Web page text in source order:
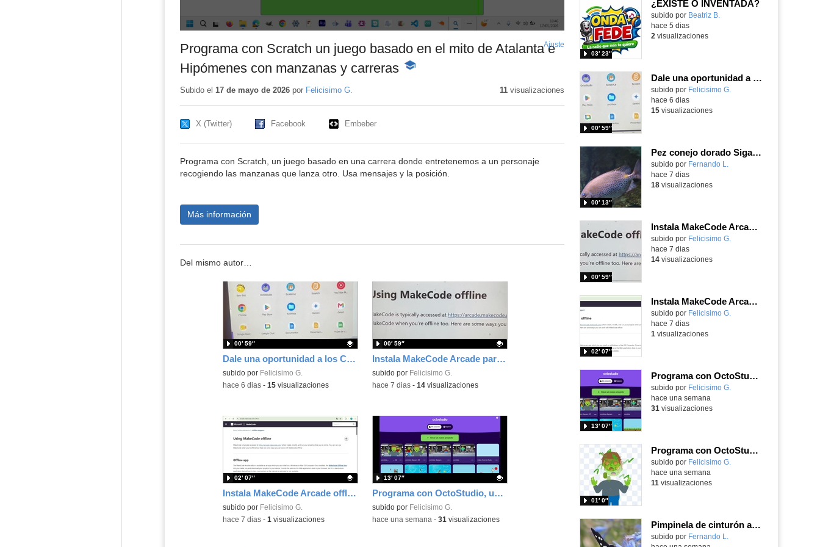
Programa con Scratch un juego basado en el mito de Atalanta e
Hipómenes con manzanas y carreras -
Ajuste
pantalla
Subido el 17 de mayo de 2026por Felicisimo G. 11visualizaciones
X (Twitter) Facebook Embeber
Programa con Scratch, un juego basado en una carrera donde entretenemos a un personaje
recogiendo las manzanas que lanza otro. Usa mensajes y la posición.
Más información
Del mismo autor…
Dale una oportunidad a los Chromebooks y utiliza un proyector para realizar talleres si no tienes pantallas táctiles
Contenido educativo.
subido por Felicisimo G.
00′ 59″
-hace 6 dias- 15visualizaciones
Instala MakeCode Arcade para trabajar offline en tu tablet, ordenador, Chromebook
Contenido educativo.
subido por Felicisimo G.
00′ 59″
-hace 7 dias- 14visualizaciones
Instala MakeCode Arcade offline para programar grandes juegos sin necesidad de Internet
Contenido educativo.
subido por Felicisimo G.
02′ 07″
-hace 7 dias- 1 visualizaciones
Programa con OctoStudio, un juego de disparos contra Zombies con un cargador basado en el House of the dead
Contenido educativo.
subido por Felicisimo G.
13′ 07″
-hace una semana - 31 visualizaciones
¿EXISTE O INVENTADA?
Contenido educativo.
subido por Beatriz B.
03′ 23″
hace 5 dias
2 visualizaciones
Dale una oportunidad a los Chromebooks y utiliza un proyector para realizar talleres si no tienes pantallas táctiles
Contenido educativo.
subido por Felicisimo G.
00′ 59″
hace 6 dias
15visualizaciones
Pez conejo dorado Siganus guttatus (Bloch, 1786)
Contenido educativo.
subido por Fernando L.
00′ 13″
hace 7 dias
18visualizaciones
Instala MakeCode Arcade para trabajar offline en tu tablet, ordenador, Chromebook
Contenido educativo.
subido por Felicisimo G.
00′ 59″
hace 7 dias
14visualizaciones
Instala MakeCode Arcade offline para programar grandes juegos sin necesidad de Internet
Contenido educativo.
subido por Felicisimo G.
02′ 07″
hace 7 dias
1 visualizaciones
Programa con OctoStudio, un juego de disparos contra Zombies con un cargador basado en el House of the dead
Contenido educativo.
subido por Felicisimo G.
13′ 07″
hace una semana
31 visualizaciones
Programa con OctoStudio, un juego homenajeando al House of the dead con Zombies
Contenido educativo.
subido por Felicisimo G.
01′ 0″
hace una semana
11 visualizaciones
Pimpinela de cinturón amarillo Amata phegea (Linnaeus, 1758)
Contenido educativo.
subido por Fernando L.